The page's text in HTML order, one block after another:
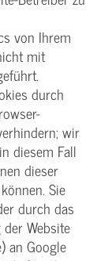
von Ihrem
mit
durch
wir
diesem Fall
dieser
Sie
durch das
Website
an Google